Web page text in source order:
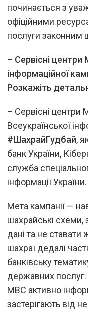
починається з
офіційними
послуги законним
– Сервісні
інформаційної
Розкажіть
– Сервісні центри
Всеукраїнської
#ШахрайГудбай,
банк України,
служба
інформації України.
Мета кампанії —
шахрайські схеми,
дані та не ставати
шахраї дедалі
банківську
державних послуг.
МВС активно
застерігають від